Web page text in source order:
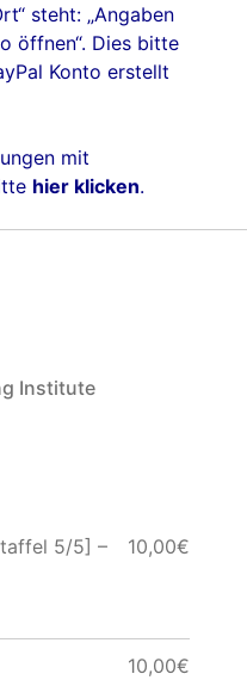
steht: „Angaben
öffnen“. Dies bitte
Konto erstellt
mit
hier klicken.
Institute
5/5] –
10,00€
10,00€